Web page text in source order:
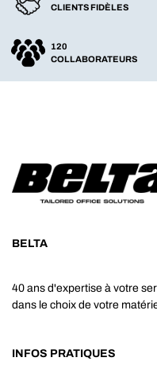
CLIENTS FIDÈLES
120
COLLABORATEURS
BELTA
40 ans d'expertise à votre
dans le choix de votre
INFOS PRATIQUES